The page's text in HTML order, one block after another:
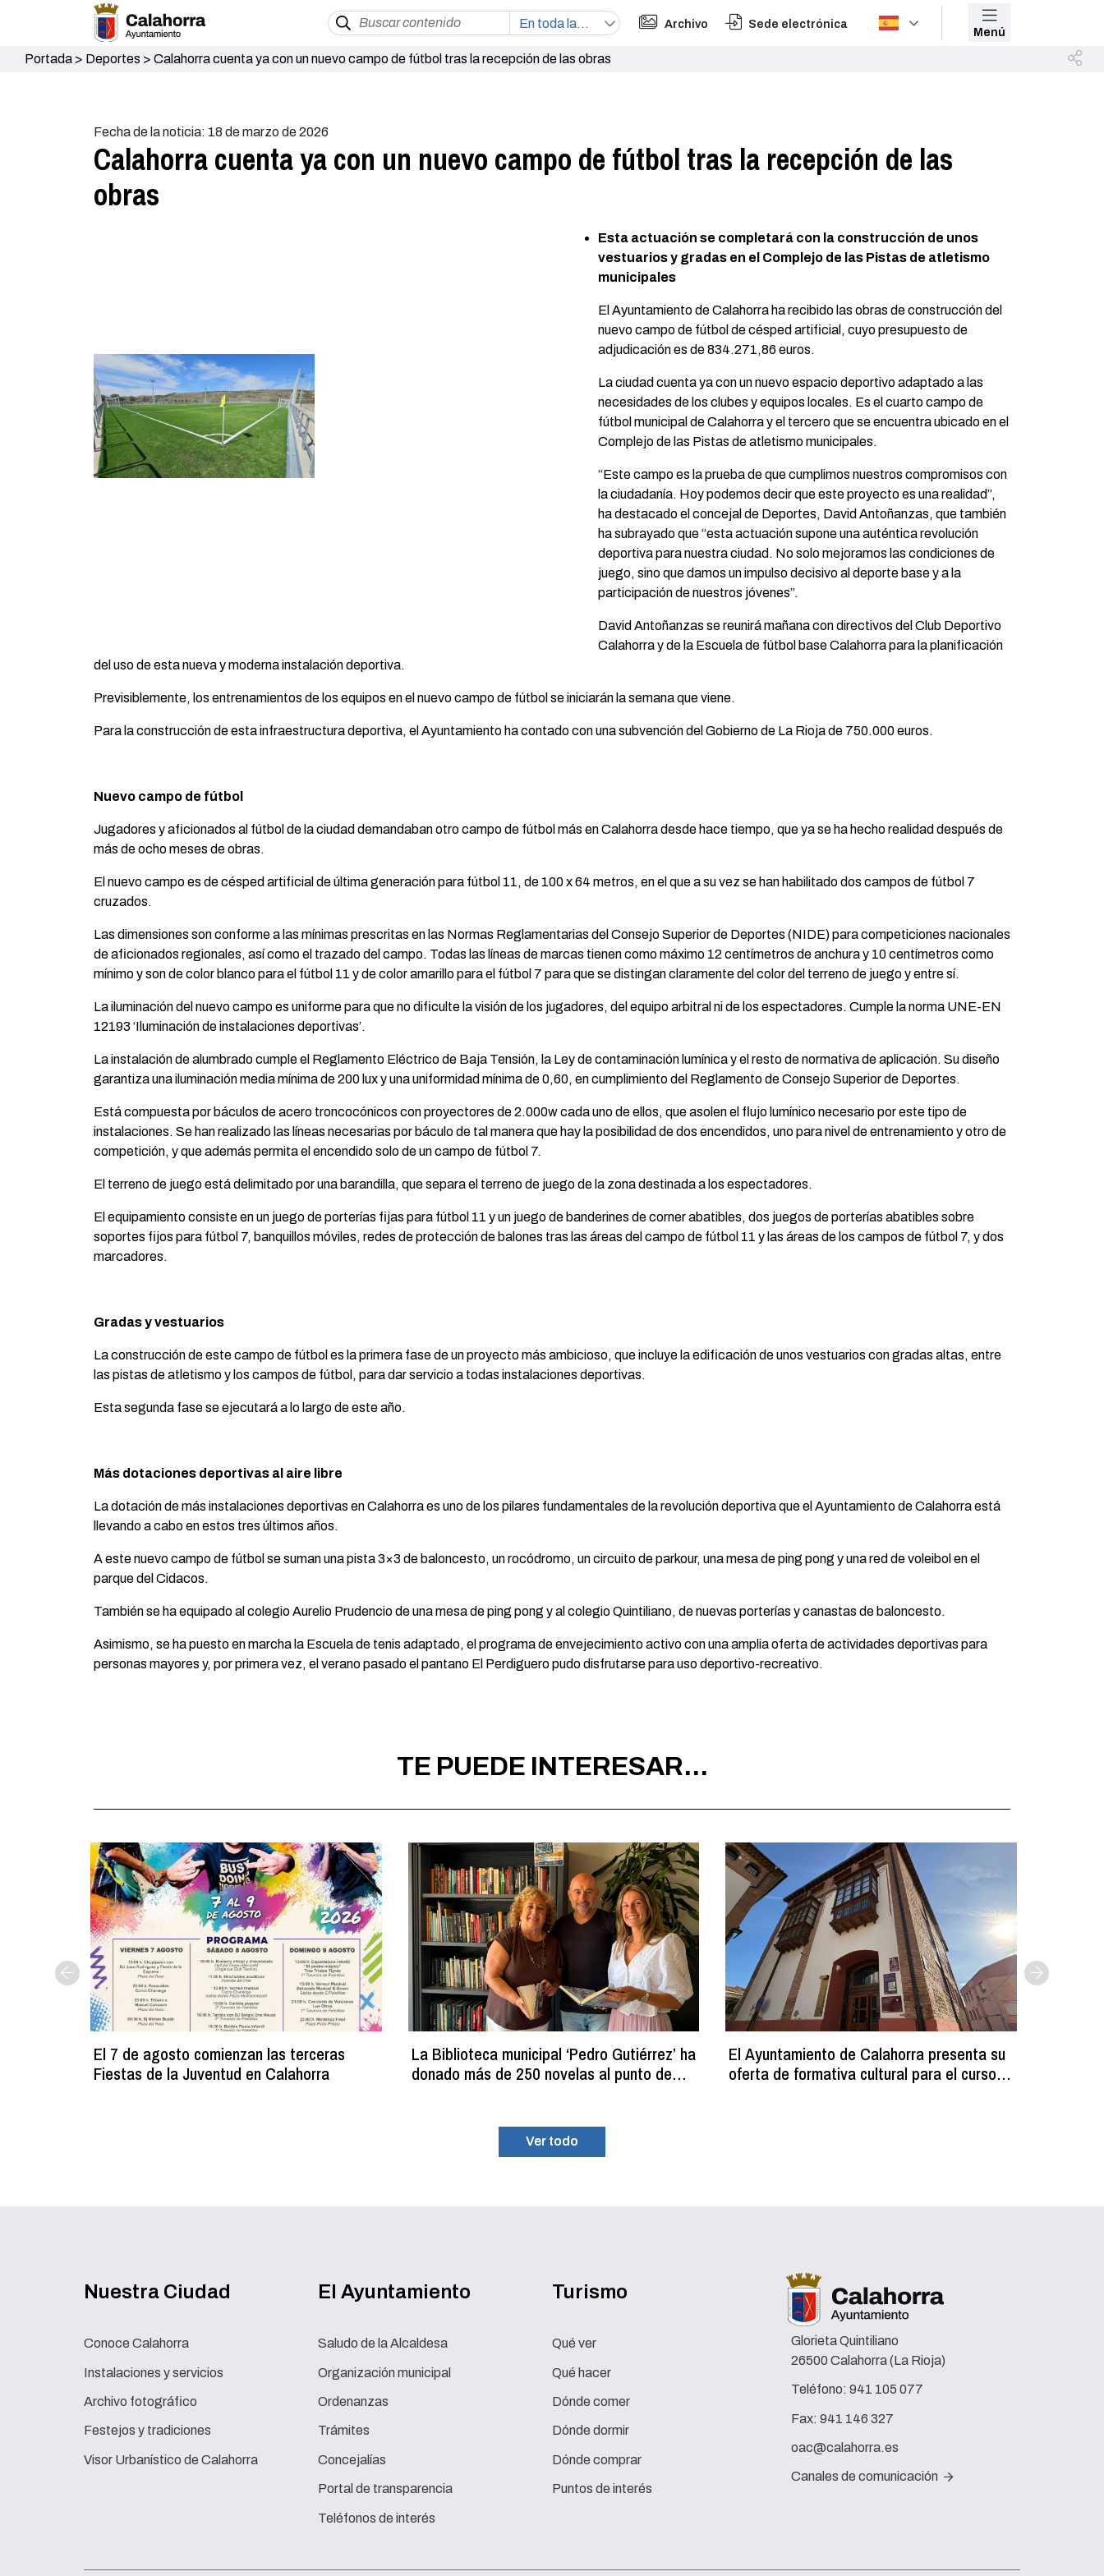
Archivo Sede electrónica
Menú
Portada> Deportes > Calahorra cuenta ya con un nuevo campo de fútbol tras la recepción de las obras
Fecha de la noticia: 18 de marzo de 2026
Calahorra cuenta ya con un nuevo campo de fútbol tras la recepción de las
obras
Esta actuación se completará con la construcción de unos
vestuarios y gradas en el Complejo de las Pistas de atletismo
municipales
El Ayuntamiento de Calahorra ha recibido las obras de construcción del
nuevo campo de fútbol de césped artificial, cuyo presupuesto de
adjudicación es de 834.271,86 euros.
La ciudad cuenta ya con un nuevo espacio deportivo adaptado a las
necesidades de los clubes y equipos locales. Es el cuarto campo de
fútbol municipal de Calahorra y el tercero que se encuentra ubicado en el
Complejo de las Pistas de atletismo municipales.
“Este campo es la prueba de que cumplimos nuestros compromisos con
la ciudadanía. Hoy podemos decir que este proyecto es una realidad”,
ha destacado el concejal de Deportes, David Antoñanzas, que también
ha subrayado que “esta actuación supone una auténtica revolución
deportiva para nuestra ciudad. No solo mejoramos las condiciones de
juego, sino que damos un impulso decisivo al deporte base y a la
participación de nuestros jóvenes”.
David Antoñanzas se reunirá mañana con directivos del Club Deportivo
Calahorra y de la Escuela de fútbol base Calahorra para la planificación
del uso de esta nueva y moderna instalación deportiva.
Previsiblemente, los entrenamientos de los equipos en el nuevo campo de fútbol se iniciarán la semana que viene.
Para la construcción de esta infraestructura deportiva, el Ayuntamiento ha contado con una subvención del Gobierno de La Rioja de 750.000 euros.
Nuevo campo de fútbol
Jugadores y aficionados al fútbol de la ciudad demandaban otro campo de fútbol más en Calahorra desde hace tiempo, que ya se ha hecho realidad después de
más de ocho meses de obras.
El nuevo campo es de césped artificial de última generación para fútbol 11, de 100 x 64 metros, en el que a su vez se han habilitado dos campos de fútbol 7
cruzados.
Las dimensiones son conforme a las mínimas prescritas en las Normas Reglamentarias del Consejo Superior de Deportes (NIDE) para competiciones nacionales
de aficionados regionales, así como el trazado del campo. Todas las líneas de marcas tienen como máximo 12 centímetros de anchura y 10 centímetros como
mínimo y son de color blanco para el fútbol 11 y de color amarillo para el fútbol 7 para que se distingan claramente del color del terreno de juego y entre sí.
La iluminación del nuevo campo es uniforme para que no dificulte la visión de los jugadores, del equipo arbitral ni de los espectadores. Cumple la norma UNE-EN
12193 ‘Iluminación de instalaciones deportivas’.
La instalación de alumbrado cumple el Reglamento Eléctrico de Baja Tensión, la Ley de contaminación lumínica y el resto de normativa de aplicación. Su diseño
garantiza una iluminación media mínima de 200 lux y una uniformidad mínima de 0,60, en cumplimiento del Reglamento de Consejo Superior de Deportes.
Está compuesta por báculos de acero troncocónicos con proyectores de 2.000w cada uno de ellos, que asolen el flujo lumínico necesario por este tipo de
instalaciones. Se han realizado las líneas necesarias por báculo de tal manera que hay la posibilidad de dos encendidos, uno para nivel de entrenamiento y otro de
competición, y que además permita el encendido solo de un campo de fútbol 7.
El terreno de juego está delimitado por una barandilla, que separa el terreno de juego de la zona destinada a los espectadores.
El equipamiento consiste en un juego de porterías fijas para fútbol 11 y un juego de banderines de corner abatibles, dos juegos de porterías abatibles sobre
soportes fijos para fútbol 7, banquillos móviles, redes de protección de balones tras las áreas del campo de fútbol 11 y las áreas de los campos de fútbol 7, y dos
marcadores.
Gradas y vestuarios
La construcción de este campo de fútbol es la primera fase de un proyecto más ambicioso, que incluye la edificación de unos vestuarios con gradas altas, entre
las pistas de atletismo y los campos de fútbol, para dar servicio a todas instalaciones deportivas.
Esta segunda fase se ejecutará a lo largo de este año.
Más dotaciones deportivas al aire libre
La dotación de más instalaciones deportivas en Calahorra es uno de los pilares fundamentales de la revolución deportiva que el Ayuntamiento de Calahorra está
llevando a cabo en estos tres últimos años.
A este nuevo campo de fútbol se suman una pista 3×3 de baloncesto, un rocódromo, un circuito de parkour, una mesa de ping pong y una red de voleibol en el
parque del Cidacos.
También se ha equipado al colegio Aurelio Prudencio de una mesa de ping pong y al colegio Quintiliano, de nuevas porterías y canastas de baloncesto.
Asimismo, se ha puesto en marcha la Escuela de tenis adaptado, el programa de envejecimiento activo con una amplia oferta de actividades deportivas para
personas mayores y, por primera vez, el verano pasado el pantano El Perdiguero pudo disfrutarse para uso deportivo-recreativo.
TE PUEDE INTERESAR...
El 7 de agosto comienzan las terceras
Fiestas de la Juventud en Calahorra
La Biblioteca municipal ‘Pedro Gutiérrez’ ha
donado más de 250 novelas al punto de
El Ayuntamiento de Calahorra presenta su
oferta de formativa cultural para el curso
Ver todo
Nuestra Ciudad
Conoce Calahorra
Instalaciones y servicios
Archivo fotográfico
Festejos y tradiciones
Visor Urbanístico de Calahorra
El Ayuntamiento
Saludo de la Alcaldesa
Organización municipal
Ordenanzas
Trámites
Concejalías
Portal de transparencia
Teléfonos de interés
Turismo
Qué ver
Qué hacer
Dónde comer
Dónde dormir
Dónde comprar
Puntos de interés
Glorieta Quintiliano
26500 Calahorra (La Rioja)
Teléfono: 941 105 077
Fax: 941 146 327
oac@calahorra.es
Canales de comunicación